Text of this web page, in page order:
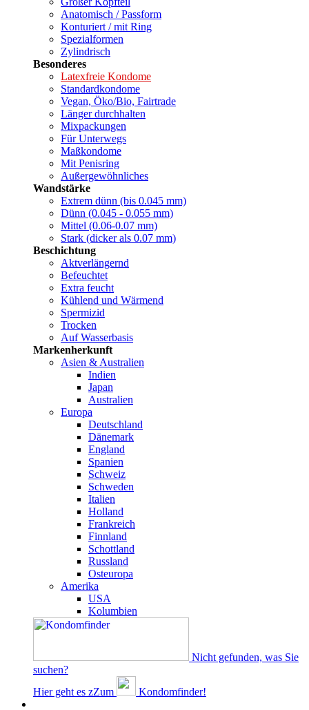
Anatomisch / Passform
Konturiert / mit Ring
Spezialformen
Zylindrisch
Besonderes
Latexfreie Kondome
Standardkondome
Vegan, Öko/Bio, Fairtrade
Länger durchhalten
Mixpackungen
Für Unterwegs
Maßkondome
Mit Penisring
Außergewöhnliches
Wandstärke
Extrem dünn (bis 0.045 mm)
Dünn (0.045 - 0.055 mm)
Mittel (0.06-0.07 mm)
Stark (dicker als 0.07 mm)
Beschichtung
Aktverlängernd
Befeuchtet
Extra feucht
Kühlend und Wärmend
Spermizid
Trocken
Auf Wasserbasis
Markenherkunft
Asien & Australien
Indien
Japan
Australien
Europa
Deutschland
Dänemark
England
Spanien
Schweiz
Schweden
Italien
Holland
Frankreich
Finnland
Schottland
Russland
Osteuropa
Amerika
USA
Kolumbien
Nicht gefunden, was Sie
suchen?
Hier geht es zZum
Kondomfinder!